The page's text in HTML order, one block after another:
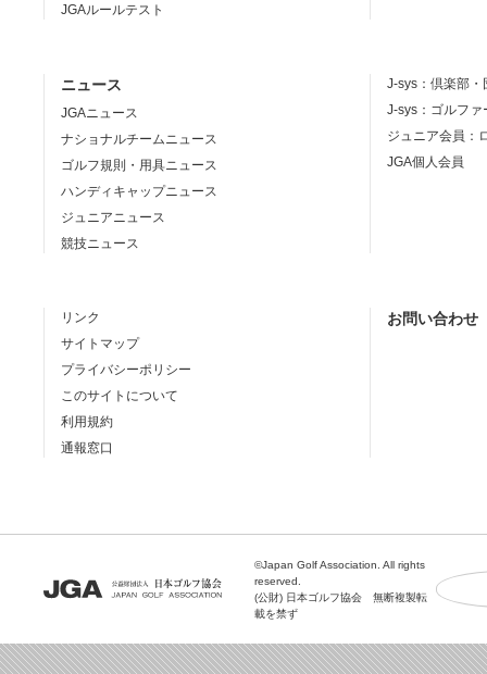
JGAルールテスト
ニュース
JGAニュース
ナショナルチームニュース
ゴルフ規則・用具ニュース
ハンディキャップニュース
ジュニアニュース
競技ニュース
J-sys： 倶楽部・
J-sys：ゴルファ
ジュニア会員：
JGA個人会員
リンク
サイトマップ
プライバシーポリシー
このサイトについて
利用規約
通報窓口
お問い合わせ
©Japan Golf Association. All rights
reserved.
(公財) 日本ゴルフ協会 無断複製転
載を禁ず